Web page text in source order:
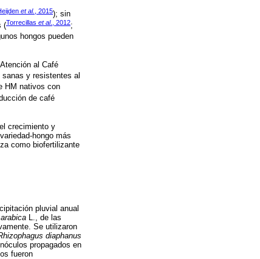
et al. , 2015); sin
(Torrecillas et al., 2012;
hongos pueden
al Café
y resistentes al
HM nativos con
de café
crecimiento y
hongo más
como biofertilizante
pluvial anual
L., de las
Se utilizaron
diaphanus
propagados en
fueron